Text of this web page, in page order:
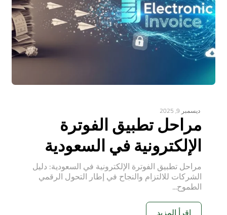
ديسمبر 9, 2025
مراحل تطبيق الفوترة
الإلكترونية في السعودية
مراحل تطبيق الفوترة الإلكترونية في السعودية: دليل
الشركات للالتزام والنجاح في إطار التحول الرقمي
الطموح...